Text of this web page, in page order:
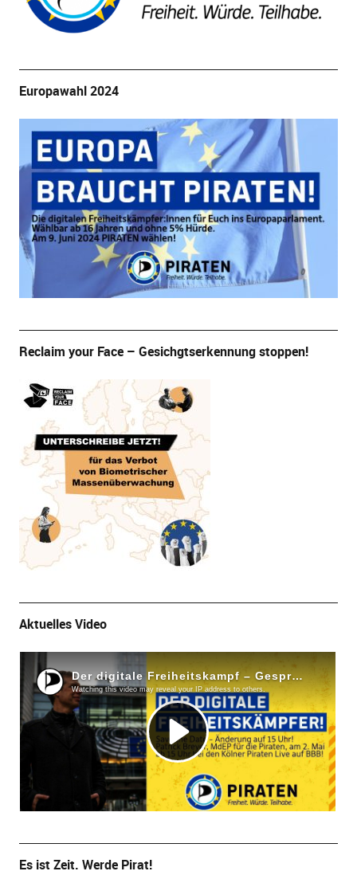
Europawahl 2024
Reclaim your Face – Gesichgtserkennung stoppen!
Aktuelles Video
Es ist Zeit. Werde Pirat!